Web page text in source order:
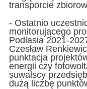
transporcie
- Ostatnio
monitorującego
Podlasia 2021-
Czesław
punktacja
energii czy
suwalscy
dużą liczbę